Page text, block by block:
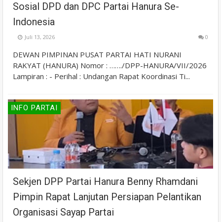
Sosial DPD dan DPC Partai Hanura Se-
Indonesia
Juli 13, 2026 0
DEWAN PIMPINAN PUSAT PARTAI HATI NURANI
RAKYAT (HANURA) Nomor : ……./DPP-HANURA/VII/2026
Lampiran : - Perihal : Undangan Rapat Koordinasi Ti...
INFO PARTAI
Sekjen DPP Partai Hanura Benny Rhamdani
Pimpin Rapat Lanjutan Persiapan Pelantikan
Organisasi Sayap Partai